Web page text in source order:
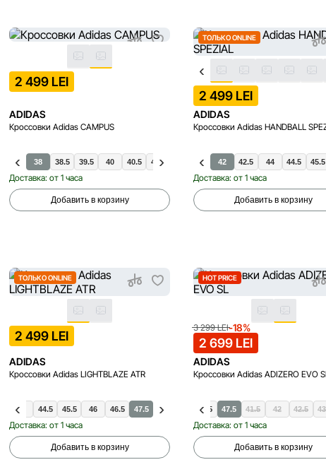
2 499 LEI
ADIDAS
Кроссовки Adidas CAMPUS
37.5 38 38.5 39.5 40 40.5 41.5 42.5
Доставка: от 1 часа
Добавить в корзину
ТОЛЬКО ONLINE
2 499 LEI
ADIDAS
Кроссовки Adidas HANDBALL
42 42.5 44 44.5 45.5
Доставка: от 1 часа
Добавить в корзину
37.5 38
ТОЛЬКО ONLINE
2 499 LEI
ADIDAS
Кроссовки Adidas LIGHTBLAZE ATR
44 44.5 45.5 46 46.5 47.5
Доставка: от 1 часа
Добавить в корзину
HOT PRICE
3 299 LEI-18%
2 699 LEI
ADIDAS
Кроссовки Adidas ADIZERO EVO
44 44.5 45.5 46.5 47.5 41.5 42 42.5
Доставка: от 1 часа
Добавить в корзину